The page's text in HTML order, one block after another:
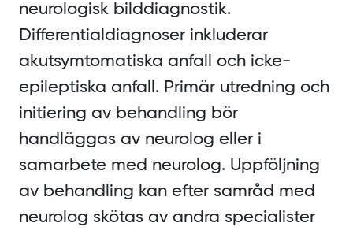
neurologisk bilddiagnostik.
Differentialdiagnoser inkluderar
akutsymtomatiska anfall och icke-
epileptiska anfall. Primär utredning och
initiering av behandling bör
handläggas av neurolog eller i
samarbete med neurolog. Uppföljning
av behandling kan efter samråd med
neurolog skötas av andra specialister